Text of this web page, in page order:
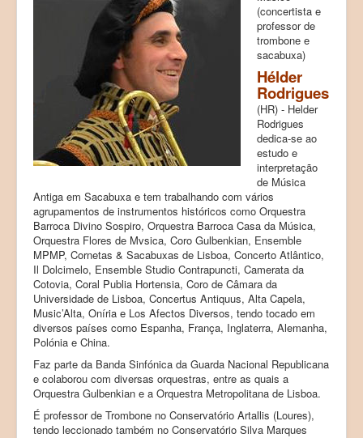
Courses (Cursos)
Programas
Sociedade
Products (Produtos)
Registration (Registo)
(concertista e
professor de
trombone e
sacabuxa)
Hélder
Rodrigues
(HR) - Helder
Rodrigues
dedica-se ao
estudo e
interpretação
de Música
Antiga em Sacabuxa e tem trabalhando com vários
agrupamentos de instrumentos históricos como Orquestra
Barroca Divino Sospiro, Orquestra Barroca Casa da Música,
Orquestra Flores de Mvsica, Coro Gulbenkian, Ensemble
MPMP, Cornetas & Sacabuxas de Lisboa, Concerto Atlântico,
Il Dolcimelo, Ensemble Studio Contrapuncti, Camerata da
Cotovia, Coral Publia Hortensia, Coro de Câmara da
Universidade de Lisboa, Concertus Antiquus, Alta Capela,
Music’Alta, Oníria e Los Afectos Diversos, tendo tocado em
diversos países como Espanha, França, Inglaterra, Alemanha,
Polónia e China.
Faz parte da Banda Sinfónica da Guarda Nacional Republicana
e colaborou com diversas orquestras, entre as quais a
Orquestra Gulbenkian e a Orquestra Metropolitana de Lisboa.
É professor de Trombone no Conservatório Artallis (Loures),
tendo leccionado também no Conservatório Silva Marques